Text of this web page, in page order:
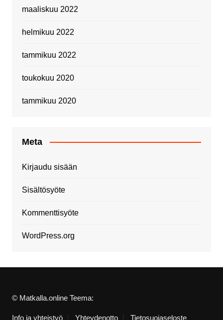
maaliskuu 2022
helmikuu 2022
tammikuu 2022
toukokuu 2020
tammikuu 2020
Meta
Kirjaudu sisään
Sisältösyöte
Kommenttisyöte
WordPress.org
© Matkalla.online Teema:
Info ja yhteistyö Yhteydenotto Tietosuojaseloste